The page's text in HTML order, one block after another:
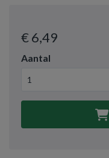
€ 6,49
Aantal